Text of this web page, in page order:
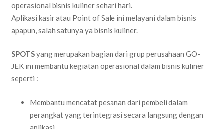
operasional bisnis kuliner sehari hari.
Aplikasi kasir atau Point of Sale ini melayani dalam bisnis
apapun, salah satunya ya bisnis kuliner.
SPOTSyang merupakan bagian dari grup perusahaan GO-
JEK ini membantu kegiatan operasional dalam bisnis kuliner
seperti :
Membantu mencatat pesanan dari pembeli dalam
perangkat yang terintegrasi secara langsung dengan
aplikasi